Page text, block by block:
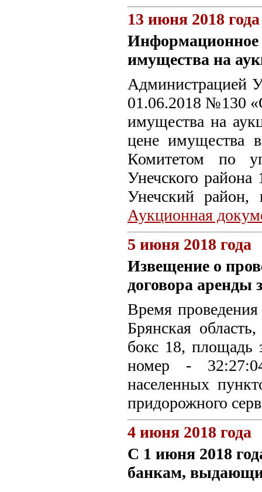
13 июня 2018 года
Информационное
имущества на
Администрацией
01.06.2018 №130
имущества на
цене имущества
Комитетом по
Унечского
Унечский
Аукционная
5 июня 2018 года
Извещение о
договора аренды
Время проведения
Брянская
бокс 18, площадь
номер -
населенных
придорожного
4 июня 2018 года
С 1 июня 2018
банкам,